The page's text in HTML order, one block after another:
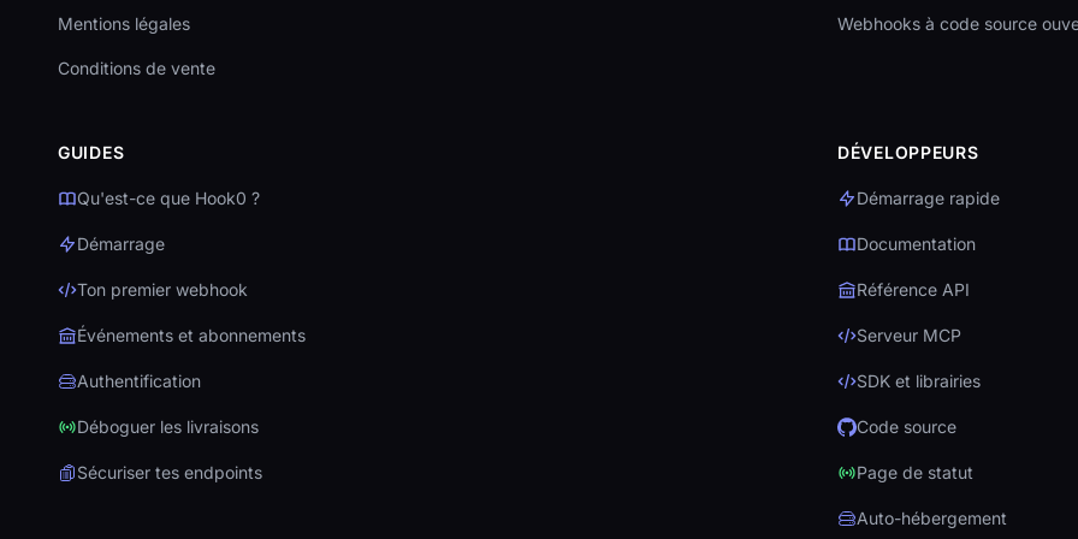
Mentions légales
Conditions de vente
Webhooks à code source
GUIDES
Qu'est-ce que Hook0 ?
Démarrage
Ton premier webhook
Événements et abonnements
Authentification
Déboguer les livraisons
Sécuriser tes endpoints
DÉVELOPPEURS
Démarrage rapide
Documentation
Référence API
Serveur MCP
SDK et librairies
Code source
Page de statut
Auto-hébergement